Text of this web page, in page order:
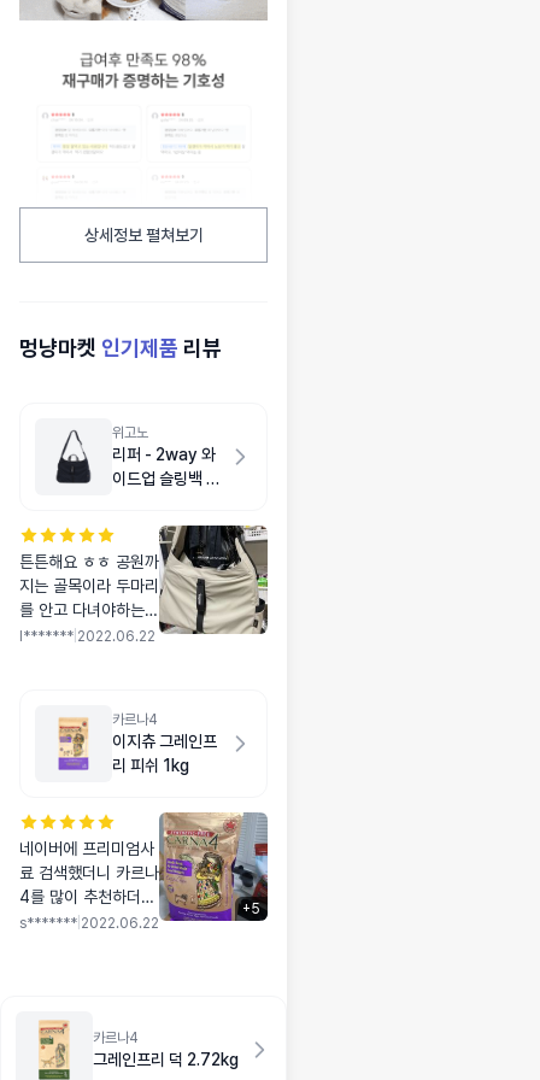
상세정보 펼쳐보기
멍냥마켓 인기제품 리뷰
위고노
리퍼 - 2way 와
이드업 슬링백 M
튼튼해요 ㅎㅎ 공원까
지는 골목이라 두마리
를 안고 다녀야하는데
쓰던 가방이 작아져서
l******* 2022.06.22
카르나4
이지츄 그레인프
리 피쉬 1kg
네이버에 프리미엄사
료 검색했더니 카르나
4를 많이 추천하더라
구요 입맛이 까다로운
었어요 지금까지 먹여
본 사료중에 기호성
탑입니다 오늘은 식사
s******* 2022.06.22
+5
카르나4
그레인프리 덕 2.72kg